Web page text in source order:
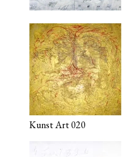
Kunst Art 020